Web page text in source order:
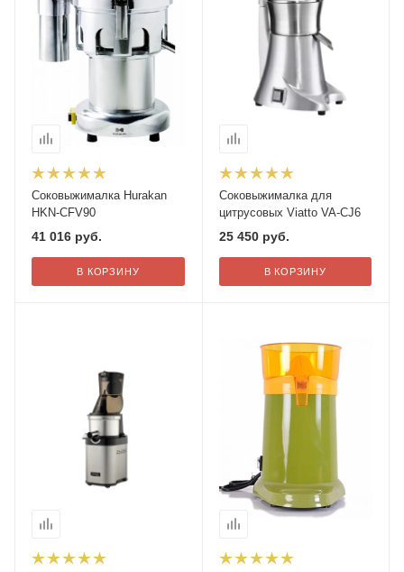
Соковыжималка Hurakan
HKN-CFV90
41 016 руб.
В КОРЗИНУ
Соковыжималка для
цитрусовых Viatto VA-CJ6
25 450руб.
В КОРЗИНУ